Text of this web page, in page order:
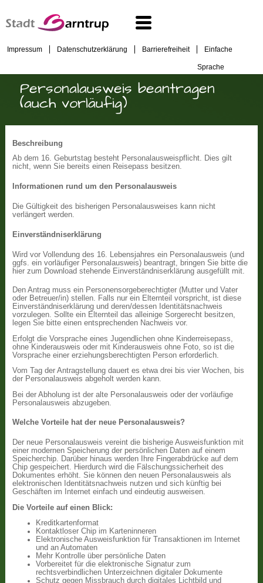
Impressum Datenschutzerklärung Barrierefreiheit Einfache
Sprache
Personalausweis beantragen
(auch vorläufig)
Beschreibung
Ab dem 16. Geburtstag besteht Personalausweispflicht. Dies gilt
nicht, wenn Sie bereits einen Reisepass besitzen.
Informationen rund um den Personalausweis
Die Gültigkeit des bisherigen Personalausweises kann nicht
verlängert werden.
Einverständniserklärung
Wird vor Vollendung des 16. Lebensjahres ein Personalausweis (und
ggfs. ein vorläufiger Personalausweis) beantragt, bringen Sie bitte die
hier zum Download stehende Einverständniserklärung ausgefüllt mit.
Den Antrag muss ein Personensorgeberechtigter (Mutter und Vater
oder Betreuer/in) stellen. Falls nur ein Elternteil vorspricht, ist diese
Einverständniserklärung und deren/dessen Identitätsnachweis
vorzulegen. Sollte ein Elternteil das alleinige Sorgerecht besitzen,
legen Sie bitte einen entsprechenden Nachweis vor.
Erfolgt die Vorsprache eines Jugendlichen ohne Kinderreisepass,
ohne Kinderausweis oder mit Kinderausweis ohne Foto, so ist die
Vorsprache einer erziehungsberechtigten Person erforderlich.
Vom Tag der Antragstellung dauert es etwa drei bis vier Wochen, bis
der Personalausweis abgeholt werden kann.
Bei der Abholung ist der alte Personalausweis oder der vorläufige
Personalausweis abzugeben.
Welche Vorteile hat der neue Personalausweis?
Der neue Personalausweis vereint die bisherige Ausweisfunktion mit
einer modernen Speicherung der persönlichen Daten auf einem
Speicherchip. Darüber hinaus werden Ihre Fingerabdrücke auf dem
Chip gespeichert. Hierdurch wird die Fälschungssicherheit des
Dokumentes erhöht. Sie können den neuen Personalausweis als
elektronischen Identitätsnachweis nutzen und sich künftig bei
Geschäften im Internet einfach und eindeutig ausweisen.
Die Vorteile auf einen Blick:
Kreditkartenformat
Kontaktloser Chip im Karteninneren
Elektronische Ausweisfunktion für Transaktionen im Internet
und an Automaten
Mehr Kontrolle über persönliche Daten
Vorbereitet für die elektronische Signatur zum
rechtsverbindlichen Unterzeichnen digitaler Dokumente
Schutz gegen Missbrauch durch digitales Lichtbild und